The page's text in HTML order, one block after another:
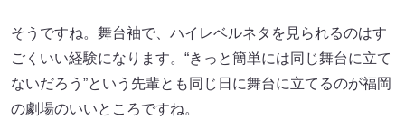
そうですね。舞台袖で、ハイレベルネタを見られるのはす
ごくいい経験になります。“きっと簡単には同じ舞台に立て
ないだろう”という先輩とも同じ日に舞台に立てるのが福岡
の劇場のいいところですね。